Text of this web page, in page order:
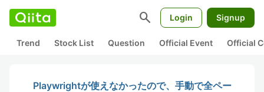
search Login Signup
Trend Stock List Question Official Event Official
Playwrightが使えなかったので、手動で全ペー